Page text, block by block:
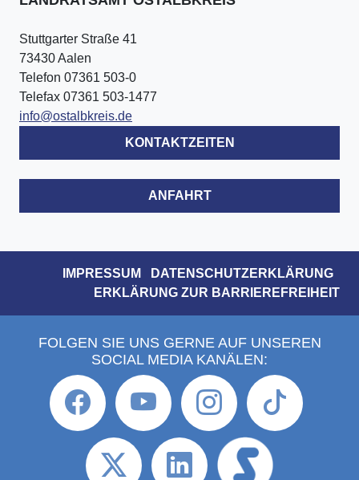
Stuttgarter Straße 41
73430 Aalen
Telefon 07361 503-0
Telefax 07361 503-1477
info@ostalbkreis.de
KONTAKTZEITEN
ANFAHRT
IMPRESSUM
DATENSCHUTZERKLÄRUNG
ERKLÄRUNG ZUR BARRIEREFREIHEIT
FOLGEN SIE UNS GERNE AUF UNSEREN
SOCIAL MEDIA KANÄLEN: